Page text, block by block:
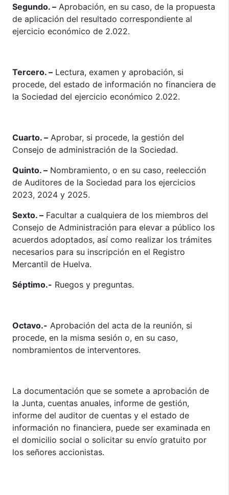
Segundo. – Aprobación, en su caso, de la propuesta
de aplicación del resultado correspondiente al
ejercicio económico de 2.022.
Tercero. – Lectura, examen y aprobación, si
procede, del estado de información no financiera de
la Sociedad del ejercicio económico 2.022.
Cuarto. – Aprobar, si procede, la gestión del
Consejo de administración de la Sociedad.
Quinto. – Nombramiento, o en su caso, reelección
de Auditores de la Sociedad para los ejercicios
2023, 2024 y 2025.
Sexto. – Facultar a cualquiera de los miembros del
Consejo de Administración para elevar a público los
acuerdos adoptados, así como realizar los trámites
necesarios para su inscripción en el Registro
Mercantil de Huelva.
Séptimo.- Ruegos y preguntas.
Octavo.- Aprobación del acta de la reunión, si
procede, en la misma sesión o, en su caso,
nombramientos de interventores.
La documentación que se somete a aprobación de
la Junta, cuentas anuales, informe de gestión,
informe del auditor de cuentas y el estado de
información no financiera, puede ser examinada en
el domicilio social o solicitar su envío gratuito por
los señores accionistas.